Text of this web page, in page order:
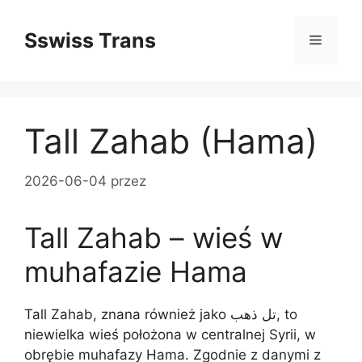
treściSswiss Trans Menu
Tall Zahab (Hama)
2026-06-04 przez
Tall Zahab – wieś w
muhafazie Hama
Tall Zahab, znana również jako تل ذهب, to
niewielka wieś położona w centralnej Syrii, w
obrębie muhafazy Hama. Zgodnie z danymi z